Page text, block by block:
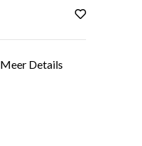
Meer Details